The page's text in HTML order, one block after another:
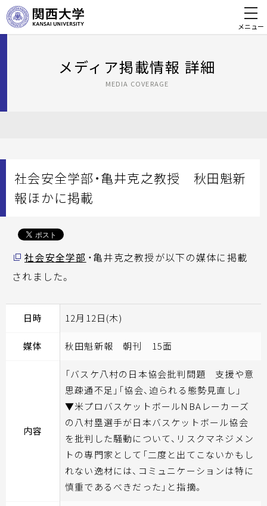
メニュー
メディア掲載情報 詳細
MEDIA COVERAGE
社会安全学部・亀井克之教授 秋田魁新
報ほかに掲載
社会安全学部 ・亀井克之教授が以下の媒体に掲載
されました。
日時 12月12日(木)
媒体 秋田魁新報 朝刊 15面
内容
「バスケ八村の日本協会批判問題 支援や意
思疎通不足」「協会、迫られる態勢見直し」
▼米プロバスケットボールNBAレーカーズ
の八村塁選手が日本バスケットボール協会
を批判した騒動について、リスクマネジメン
トの専門家として「二度と出てこないかもし
れない逸材には、コミュニケーションは特に
慎重であるべきだった」と指摘。